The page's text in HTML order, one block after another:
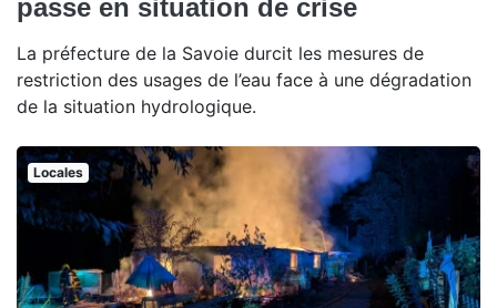
passe en situation de crise
La préfecture de la Savoie durcit les mesures de
restriction des usages de l’eau face à une dégradation
de la situation hydrologique.
Locales